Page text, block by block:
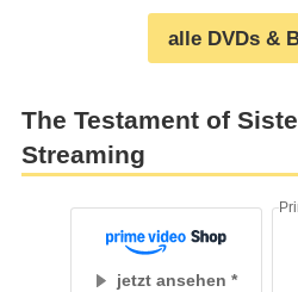
alle DVDs &
The Testament of
Streaming
jetzt ansehen